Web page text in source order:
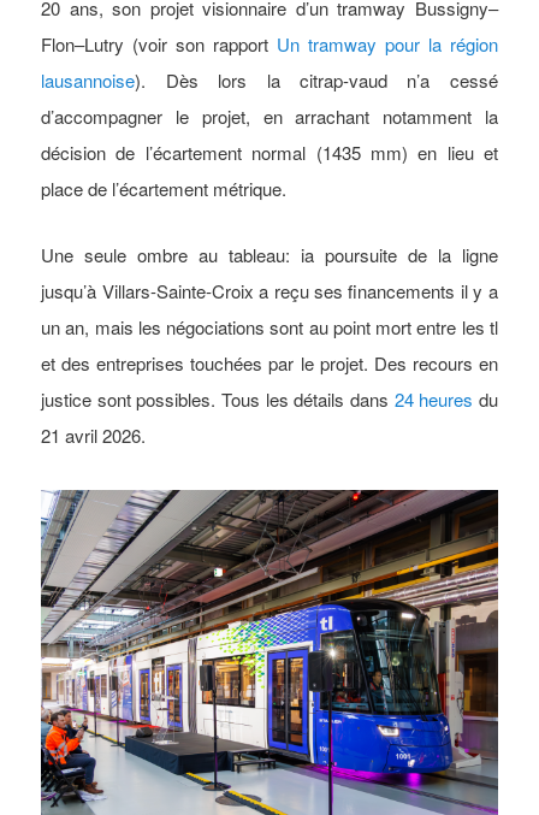
20 ans, son projet visionnaire d’un tramway Bussigny–
Flon–Lutry (voir son rapport Un tramway pour la région
lausannoise). Dès lors la citrap-vaud n’a cessé
d’accompagner le projet, en arrachant notamment la
décision de l’écartement normal (1435 mm) en lieu et
place de l’écartement métrique.
Une seule ombre au tableau: ia poursuite de la ligne
jusqu’à Villars-Sainte-Croix a reçu ses financements il y a
un an, mais les négociations sont au point mort entre les tl
et des entreprises touchées par le projet. Des recours en
justice sont possibles. Tous les détails dans 24 heures du
21 avril 2026.